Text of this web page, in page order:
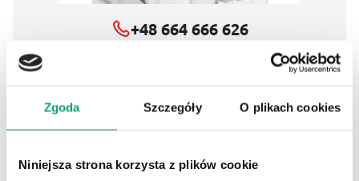
Zgoda Szczegóły O plikach cookies
Niniejsza strona korzysta z plików cookie
+48 664 666 626
Jesteśmy w największych sklepów ogrodniczych